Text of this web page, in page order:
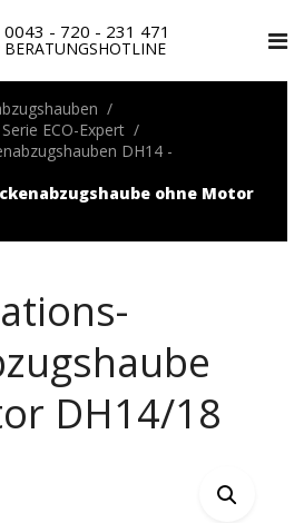
0043 - 720 - 231 471
BERATUNGSHOTLINE
ECO-Expert
DH14 -
ohne Motor
DH14/18